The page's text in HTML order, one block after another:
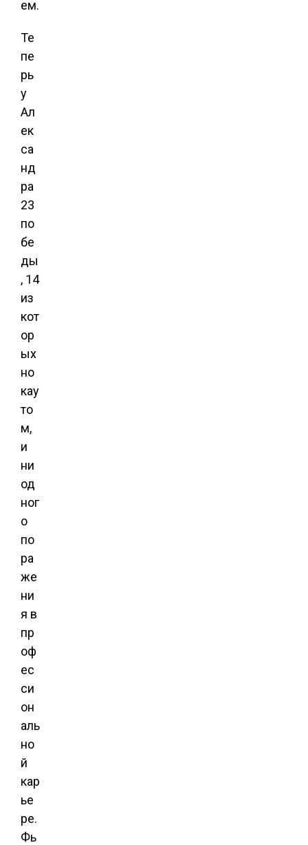
ем.
Те
пе
рь
у
Ал
ек
са
нд
ра
23
по
бе
ды
, 14
из
кот
ор
ых
но
кау
то
м,
и
ни
од
ног
о
по
ра
же
ни
я в
пр
оф
ес
си
он
аль
но
й
кар
ье
ре.
Фь